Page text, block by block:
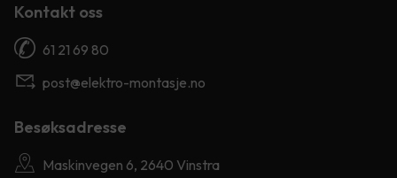
Kontakt oss
61 21 69 80
post@elektro-montasje.no
Besøksadresse
Maskinvegen 6, 2640 Vinstra